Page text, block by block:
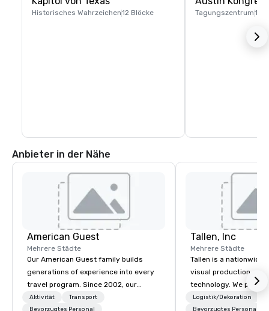
Historisches Wahrzeichen12 Blöcke Tagungszentrum1
Anbieter in der Nähe
American Guest
Mehrere Städte
Our American Guest family builds
generations of experience into every
travel program. Since 2002, our
mission has been to capture the
Aktivität
Transport
Bevorzugtes Personal
Tallen, Inc
Mehrere Städte
Tallen is a nationwide
visual production and
technology. We
solutions — from
Logistik/Dekoration
Bevorzugtes Personal